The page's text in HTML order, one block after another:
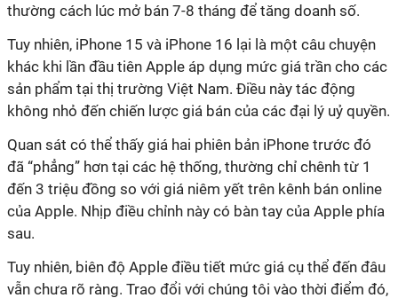
thường cách lúc mở bán 7-8 tháng để tăng doanh số.
Tuy nhiên, iPhone 15 và iPhone 16 lại là một câu chuyện
khác khi lần đầu tiên Apple áp dụng mức giá trần cho các
sản phẩm tại thị trường Việt Nam. Điều này tác động
không nhỏ đến chiến lược giá bán của các đại lý uỷ quyền.
Quan sát có thể thấy giá hai phiên bản iPhone trước đó
đã “phẳng” hơn tại các hệ thống, thường chỉ chênh từ 1
đến 3 triệu đồng so với giá niêm yết trên kênh bán online
của Apple. Nhịp điều chỉnh này có bàn tay của Apple phía
sau.
Tuy nhiên, biên độ Apple điều tiết mức giá cụ thể đến đâu
vẫn chưa rõ ràng. Trao đổi với chúng tôi vào thời điểm đó,